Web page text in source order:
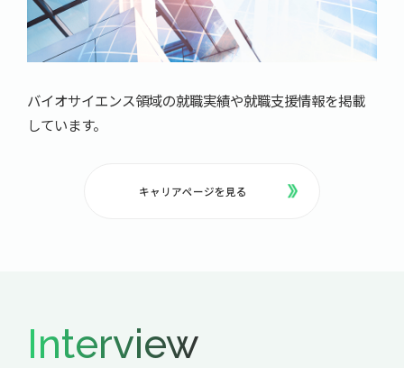
バイオサイエンス領域の就職実績や就職支援情報を掲載
しています。
キャリアページを見る
Interview